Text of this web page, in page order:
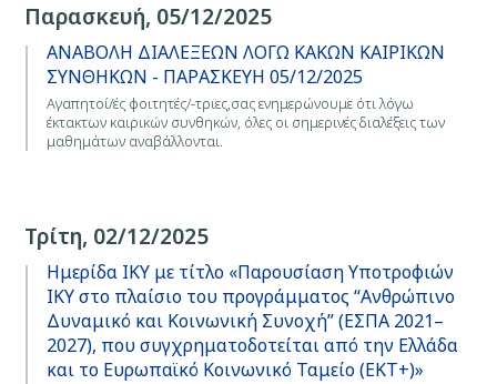
Παρασκευή, 05/12/2025
ΑΝΑΒΟΛΗ ΔΙΑΛΕΞΕΩΝ ΛΟΓΩ ΚΑΚΩΝ ΚΑΙΡΙΚΩΝ
ΣΥΝΘΗΚΩΝ - ΠΑΡΑΣΚΕΥΗ 05/12/2025
Αγαπητοί/ές φοιτητές/-τριες,σας ενημερώνουμε ότι λόγω
έκτακτων καιρικών συνθηκών, όλες οι σημερινές διαλέξεις των
μαθημάτων αναβάλλονται.
Τρίτη, 02/12/2025
Ημερίδα ΙΚΥ με τίτλο «Παρουσίαση Υποτροφιών
ΙΚΥ στο πλαίσιο του προγράμματος “Ανθρώπινο
Δυναμικό και Κοινωνική Συνοχή” (ΕΣΠΑ 2021–
2027), που συγχρηματοδοτείται από την Ελλάδα
και το Ευρωπαϊκό Κοινωνικό Ταμείο (ΕΚΤ+)»